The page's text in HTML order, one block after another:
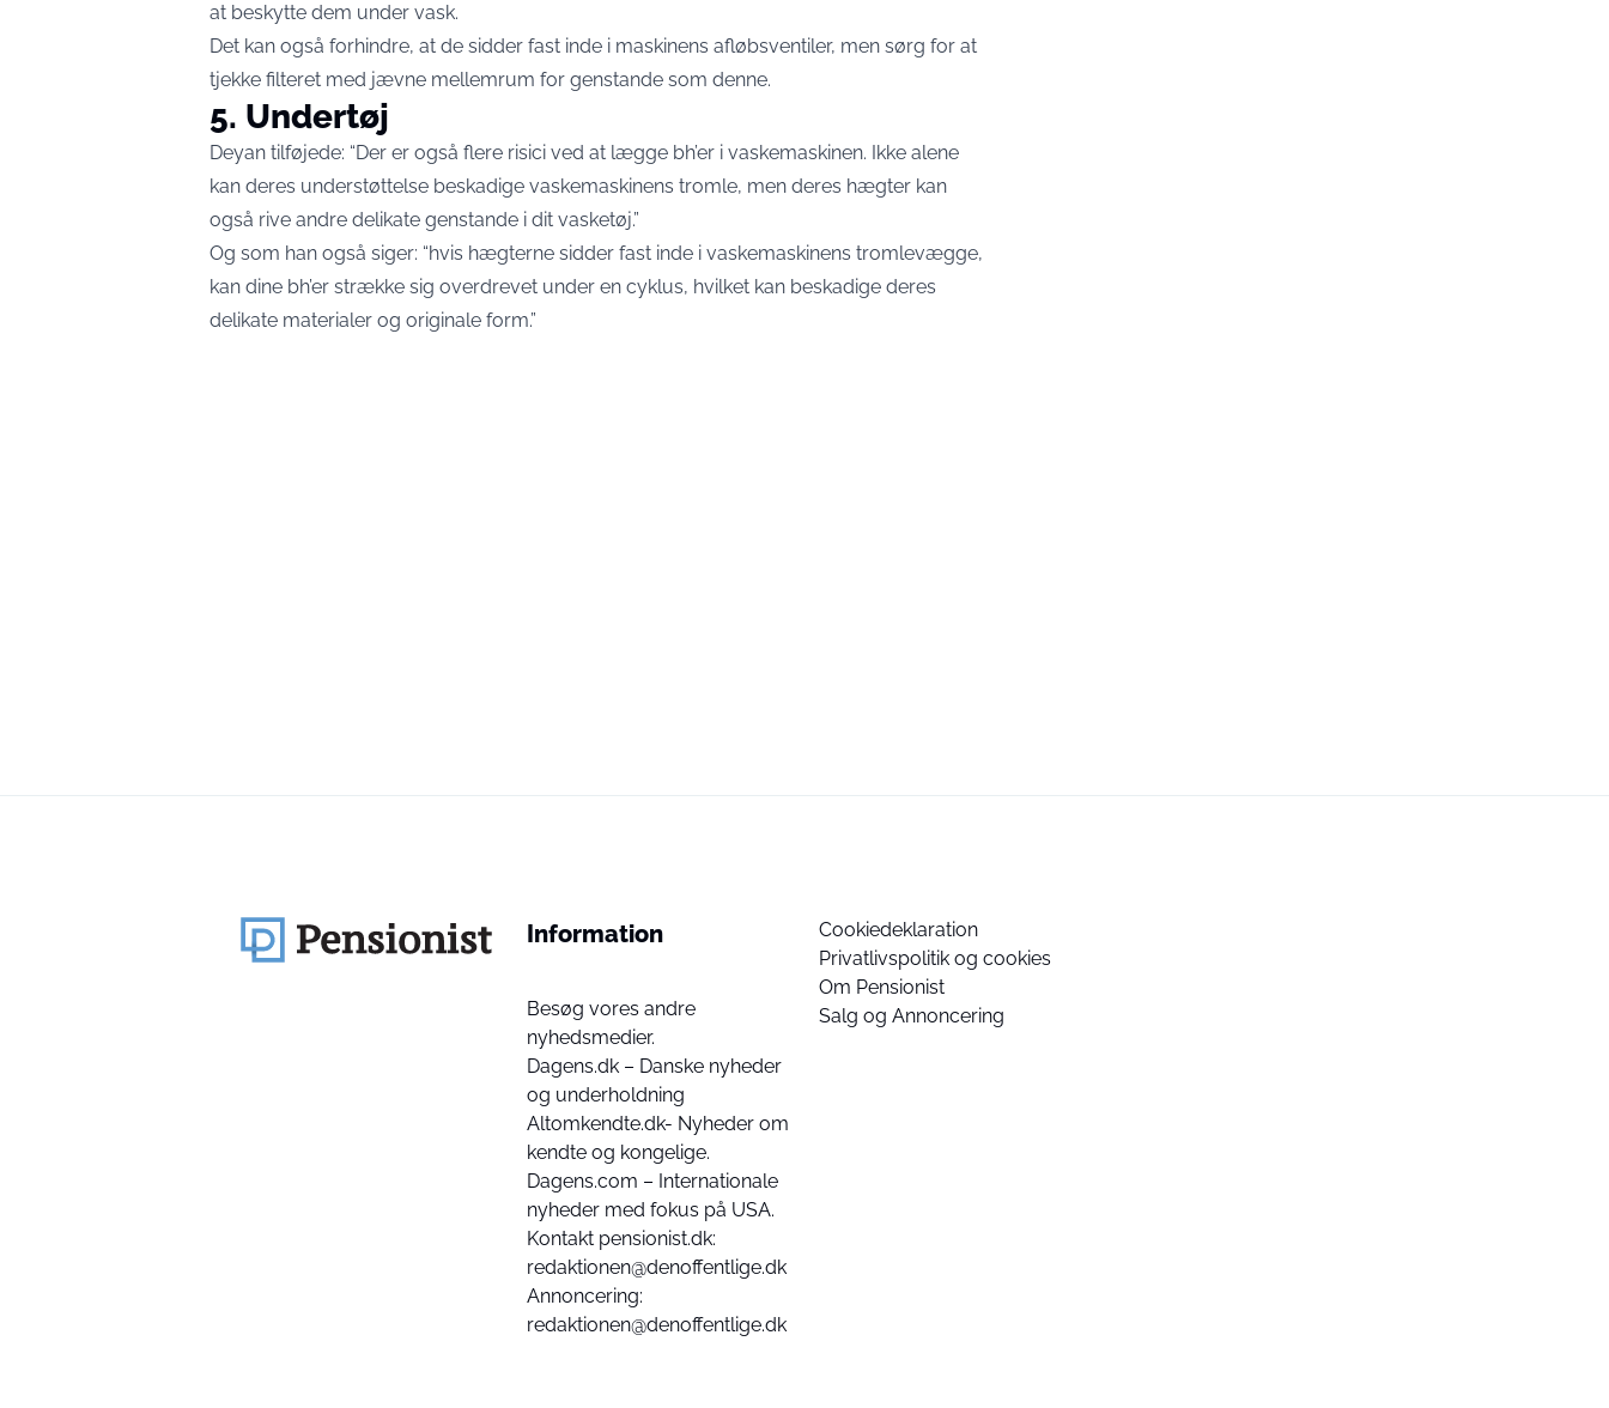
at beskytte dem under vask.
Det kan også forhindre, at de sidder fast inde i maskinens afløbsventiler, men sørg for at
tjekke filteret med jævne mellemrum for genstande som denne.
5. Undertøj
Deyan tilføjede: “Der er også flere risici ved at lægge bh’er i vaskemaskinen. Ikke alene
kan deres understøttelse beskadige vaskemaskinens tromle, men deres hægter kan
også rive andre delikate genstande i dit vasketøj.”
Og som han også siger: “hvis hægterne sidder fast inde i vaskemaskinens tromlevægge,
kan dine bh’er strække sig overdrevet under en cyklus, hvilket kan beskadige deres
delikate materialer og originale form.”
Information
Besøg vores andre
nyhedsmedier.
Dagens.dk – Danske nyheder
og underholdning
Altomkendte.dk- Nyheder om
kendte og kongelige.
Dagens.com – Internationale
nyheder med fokus på USA.
Kontakt pensionist.dk:
redaktionen@denoffentlige.dk
Annoncering:
redaktionen@denoffentlige.dk
Cookiedeklaration
Privatlivspolitik og cookies
Om Pensionist
Salg og Annoncering